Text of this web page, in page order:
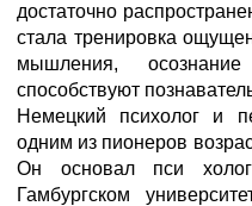
достаточно
стала тренировка
мышления,
способствуют
Немецкий психолог и
одним из пионеров
Он основал пси
Гамбургском